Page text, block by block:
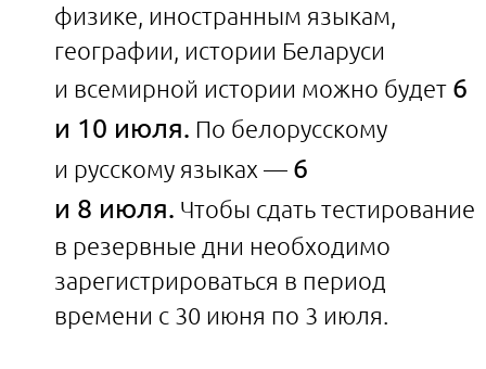
физике, иностранным языкам,
географии, истории Беларуси
и всемирной истории можно будет 6
и 10 июля. По белорусскому
и русскому языках — 6
и 8 июля. Чтобы сдать тестирование
в резервные дни необходимо
зарегистрироваться в период
времени с 30 июня по 3 июля.